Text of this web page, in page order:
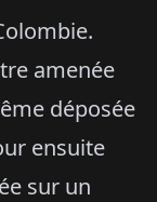
amenée
déposée
ensuite
sur un